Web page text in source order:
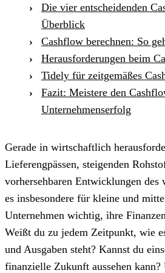
Die vier entscheidenden
Überblick
Cashflow berechnen: So
Herausforderungen beim
Tidely für zeitgemäßes
Fazit: Meistere den
Unternehmenserfolg
Gerade in wirtschaftlich
Lieferengpässen, steigenden
vorhersehbaren Entwicklungen des
es insbesondere für kleine und
Unternehmen wichtig, ihre
Weißt du zu jedem Zeitpunkt, wie
und Ausgaben steht? Kannst du
finanzielle Zukunft aussehen